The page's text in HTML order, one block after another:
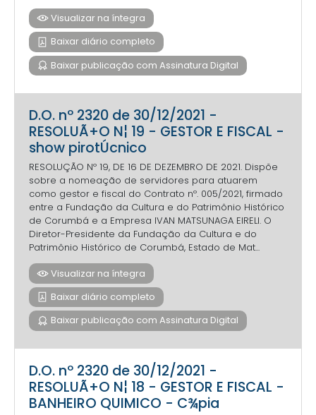
Visualizar na íntegra
Baixar diário completo
Baixar publicação com Assinatura Digital
D.O. nº 2320 de 30/12/2021 -
RESOLUÃ+O N¦ 19 - GESTOR E FISCAL -
show pirotÚcnico
RESOLUÇÃO Nº 19, DE 16 DE DEZEMBRO DE 2021. Dispõe
sobre a nomeação de servidores para atuarem
como gestor e fiscal do Contrato nº. 005/2021, firmado
entre a Fundação da Cultura e do Patrimônio Histórico
de Corumbá e a Empresa IVAN MATSUNAGA EIRELI. O
Diretor-Presidente da Fundação da Cultura e do
Patrimônio Histórico de Corumbá, Estado de Mat...
Visualizar na íntegra
Baixar diário completo
Baixar publicação com Assinatura Digital
D.O. nº 2320 de 30/12/2021 -
RESOLUÃ+O N¦ 18 - GESTOR E FISCAL -
BANHEIRO QUIMICO - C¾pia